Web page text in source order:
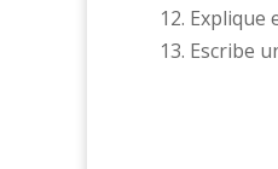
12. Explique
13. Escribe